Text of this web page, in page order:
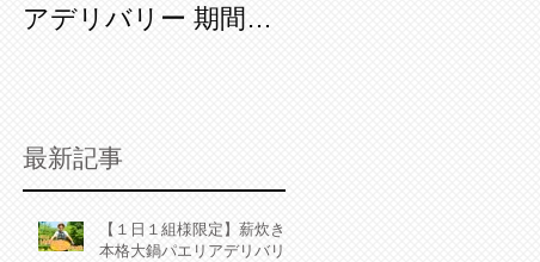
アデリバリー 期間限
最新記事
【１日１組様限定】薪炊き
本格大鍋パエリアデリバリ